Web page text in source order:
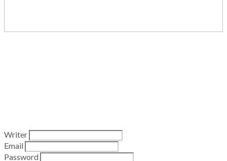
Writer
Email
Password